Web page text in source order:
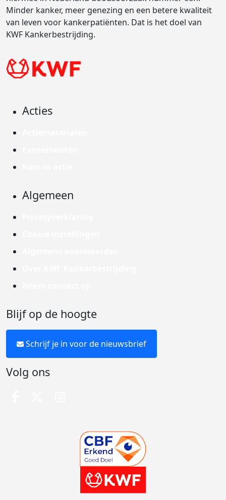
Minder kanker, meer genezing en een betere kwaliteit
van leven voor kankerpatiënten. Dat is het doel van
KWF Kankerbestrijding.
Acties
Algemeen
Blijf op de hoogte
Schrijf je in voor de nieuwsbrief
Volg ons